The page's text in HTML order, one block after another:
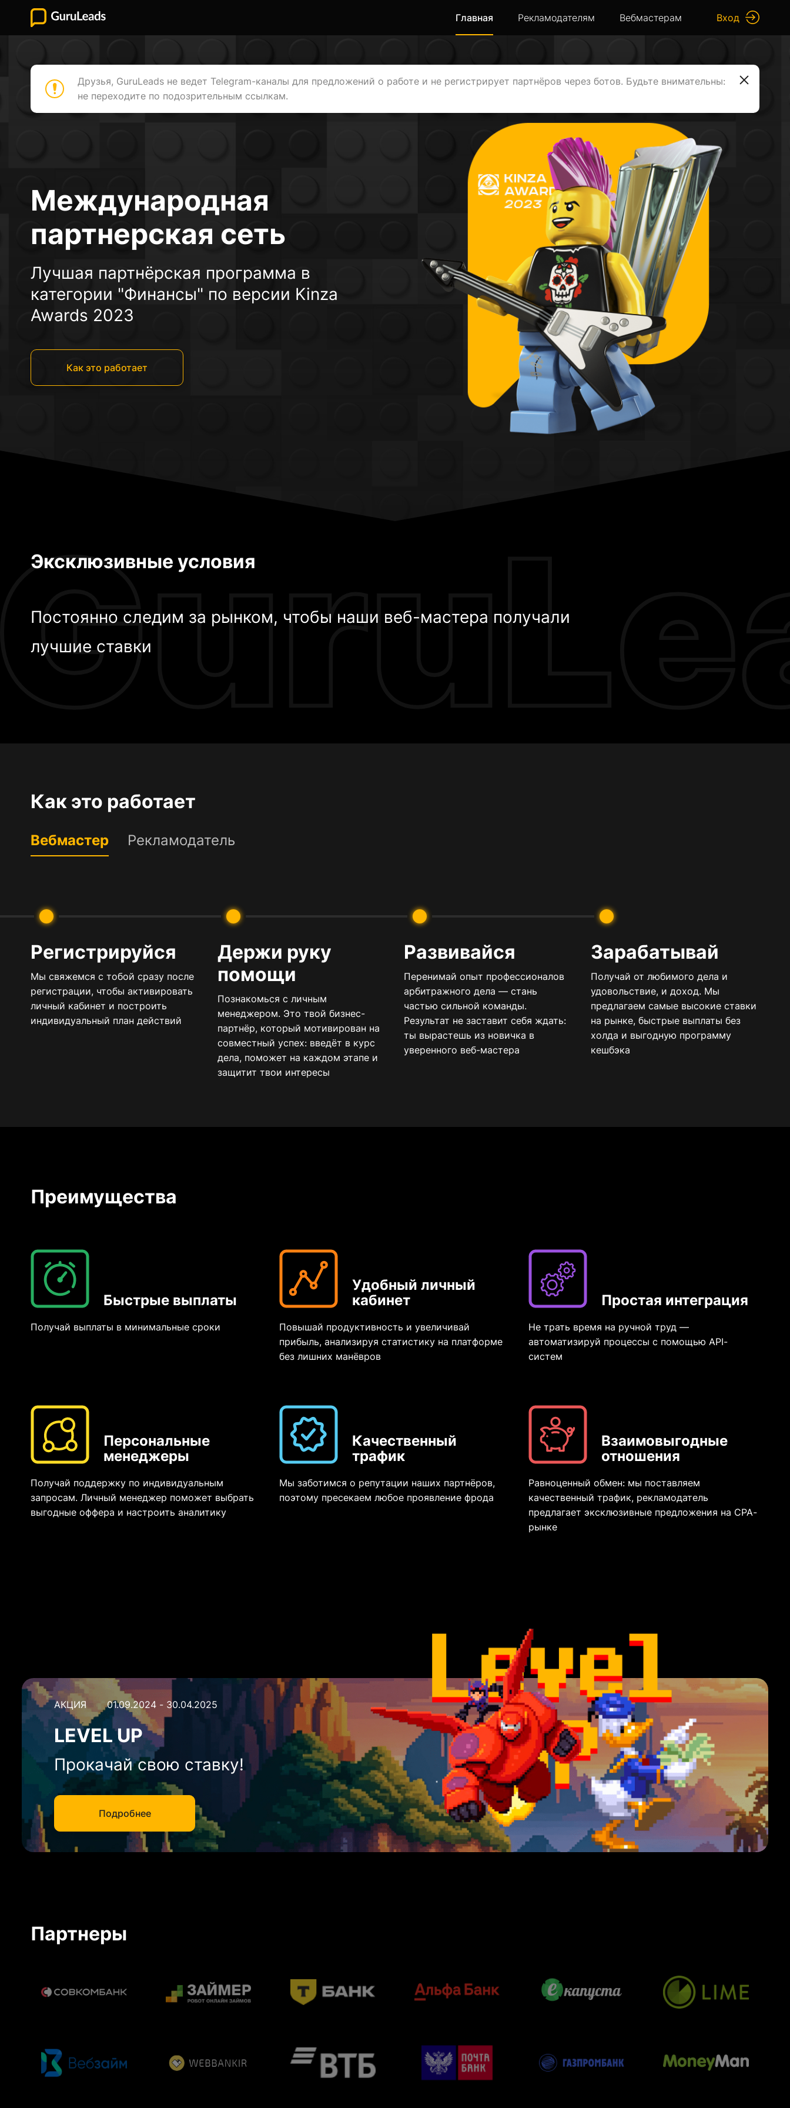
Вход
Главная Рекламодателям Вебмастерам
Друзья, GuruLeads не ведет Telegram-каналы для предложений о работе и не регистрирует партнёров через ботов. Будьте внимательны:
не переходите по подозрительным ссылкам.
Международная
партнерская сеть
Лучшая партнёрская программа в
категории "Финансы" по версии Kinza
Awards 2023
Как это работает
Эксклюзивные условия
Постоянно следим за рынком, чтобы наши веб-мастера получали
лучшие ставки
Как это работает
Вебмастер Рекламодатель
Регистрируйся
Мы свяжемся с тобой сразу после
регистрации, чтобы активировать
личный кабинет и построить
индивидуальный план действий
Держи руку
помощи
Познакомься с личным
менеджером. Это твой бизнес-
партнёр, который мотивирован на
совместный успех: введёт в курс
дела, поможет на каждом этапе и
защитит твои интересы
Развивайся
Перенимай опыт профессионалов
арбитражного дела — стань
частью сильной команды.
Результат не заставит себя ждать:
ты вырастешь из новичка в
уверенного веб-мастера
Зарабатывай
Получай от любимого дела и
удовольствие, и доход. Мы
предлагаем самые высокие ставки
на рынке, быстрые выплаты без
холда и выгодную программу
кешбэка
Преимущества
Быстрые выплаты
Получай выплаты в минимальные сроки
Удобный личный
кабинет
Повышай продуктивность и увеличивай
прибыль, анализируя статистику на платформе
без лишних манёвров
Простая интеграция
Не трать время на ручной труд —
автоматизируй процессы с помощью API-
систем
Персональные
менеджеры
Получай поддержку по индивидуальным
запросам. Личный менеджер поможет выбрать
выгодные оффера и настроить аналитику
Качественный
трафик
Мы заботимся о репутации наших партнёров,
поэтому пресекаем любое проявление фрода
Взаимовыгодные
отношения
Равноценный обмен: мы поставляем
качественный трафик, рекламодатель
предлагает эксклюзивные предложения на CPA-
рынке
АКЦИЯ 01.09.2024 - 30.04.2025
LEVEL UP
Прокачай свою ставку!
Подробнее
Партнеры